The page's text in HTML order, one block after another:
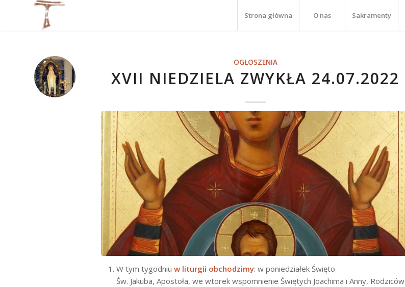
Strona główna O nas Sakramenty
OGŁOSZENIA
XVII NIEDZIELA ZWYKŁA 24.07.2022
W tym tygodniu w liturgii obchodzimy: w poniedziałek Święto
Św. Jakuba, Apostoła, we wtorek wspomnienie Świętych Joachima i Anny, Rodziców